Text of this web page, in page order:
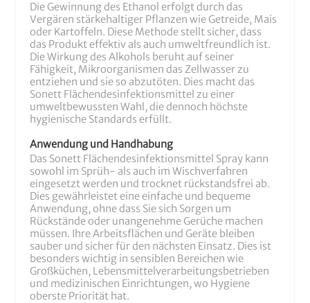
Die Gewinnung des Ethanol erfolgt durch das
Vergären stärkehaltiger Pflanzen wie Getreide, Mais
oder Kartoffeln. Diese Methode stellt sicher, dass
das Produkt effektiv als auch umweltfreundlich ist.
Die Wirkung des Alkohols beruht auf seiner
Fähigkeit, Mikroorganismen das Zellwasser zu
entziehen und sie so abzutöten. Dies macht das
Sonett Flächendesinfektionsmittel zu einer
umweltbewussten Wahl, die dennoch höchste
hygienische Standards erfüllt.
Anwendung und Handhabung
Das Sonett Flächendesinfektionsmittel Spray kann
sowohl im Sprüh- als auch im Wischverfahren
eingesetzt werden und trocknet rückstandsfrei ab.
Dies gewährleistet eine einfache und bequeme
Anwendung, ohne dass Sie sich Sorgen um
Rückstände oder unangenehme Gerüche machen
müssen. Ihre Arbeitsflächen und Geräte bleiben
sauber und sicher für den nächsten Einsatz. Dies ist
besonders wichtig in sensiblen Bereichen wie
Großküchen, Lebensmittelverarbeitungsbetrieben
und medizinischen Einrichtungen, wo Hygiene
oberste Priorität hat.